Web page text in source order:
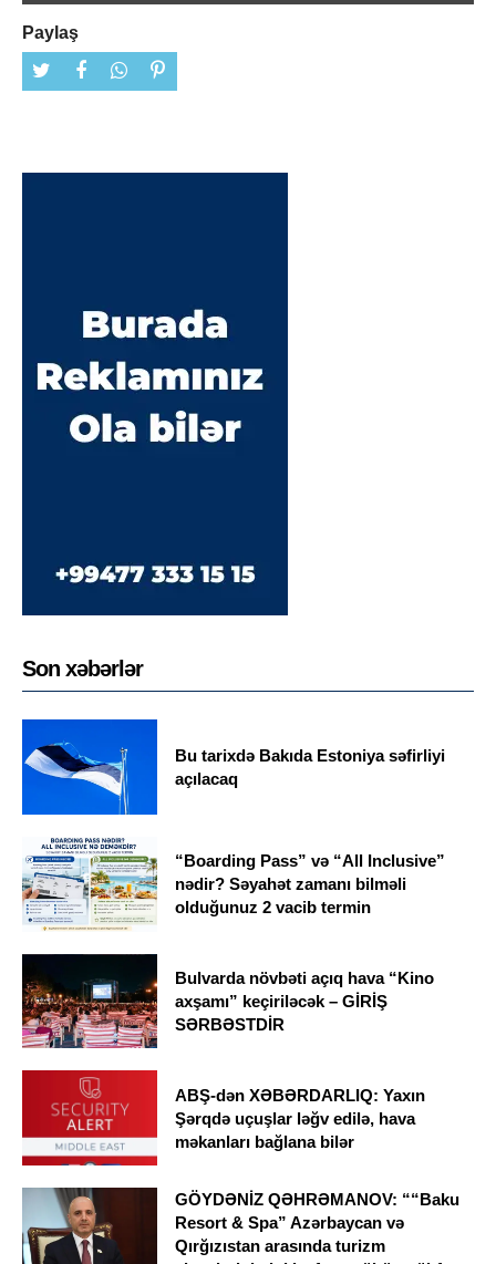
Paylaş
Son xəbərlər
Bu tarixdə Bakıda Estoniya səfirliyi
açılacaq
“Boarding Pass” və “All Inclusive”
nədir? Səyahət zamanı bilməli
olduğunuz 2 vacib termin
Bulvarda növbəti açıq hava “Kino
axşamı” keçiriləcək – GİRİŞ
SƏRBƏSTDİR
ABŞ-dən XƏBƏRDARLIQ: Yaxın
Şərqdə uçuşlar ləğv edilə, hava
məkanları bağlana bilər
GÖYDƏNİZ QƏHRƏMANOV: ““Baku
Resort & Spa” Azərbaycan və
Qırğızıstan arasında turizm